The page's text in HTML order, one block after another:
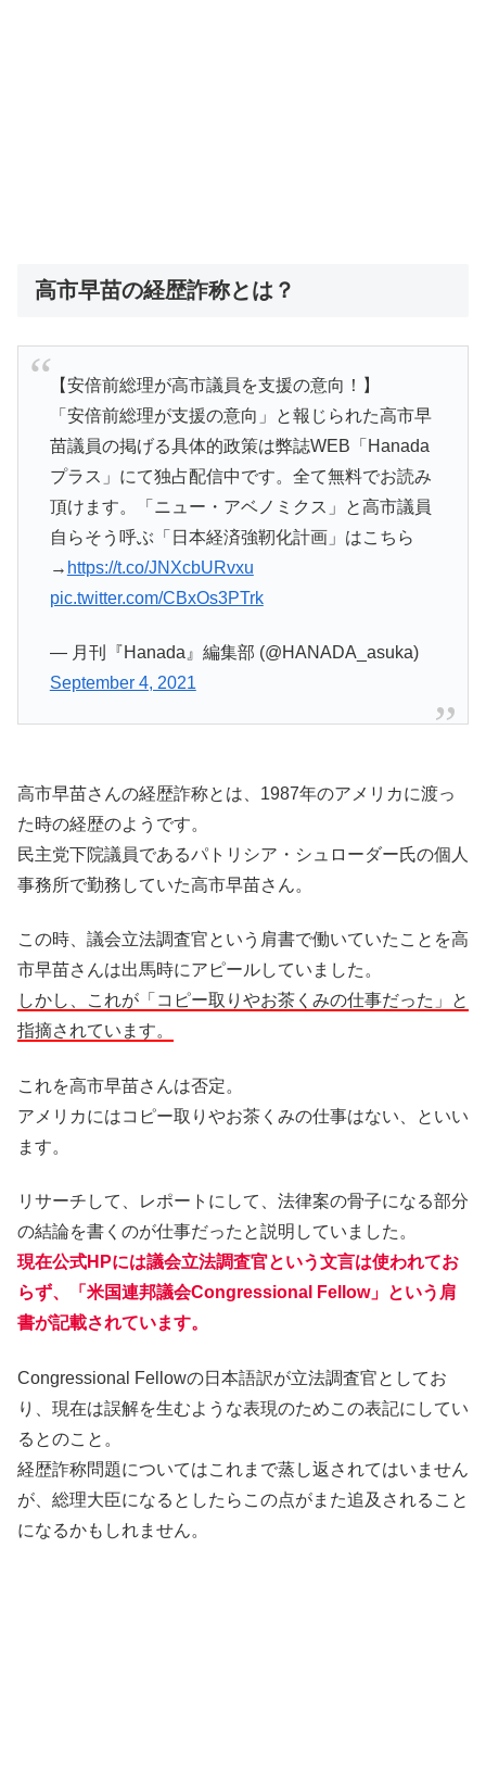
高市早苗の経歴詐称とは？
【安倍前総理が高市議員を支援の意向！】
「安倍前総理が支援の意向」と報じられた高市早
苗議員の掲げる具体的政策は弊誌WEB「Hanada
プラス」にて独占配信中です。全て無料でお読み
頂けます。「ニュー・アベノミクス」と高市議員
自らそう呼ぶ「日本経済強靭化計画」はこちら
→ https://t.co/JNXcbURvxu
pic.twitter.com/CBxOs3PTrk
— 月刊『Hanada』編集部 (@HANADA_asuka)
September 4, 2021
高市早苗さんの経歴詐称とは、1987年のアメリカに渡っ
た時の経歴のようです。
民主党下院議員であるパトリシア・シュローダー氏の個人
事務所で勤務していた高市早苗さん。
この時、議会立法調査官という肩書で働いていたことを高
市早苗さんは出馬時にアピールしていました。
しかし、これが「コピー取りやお茶くみの仕事だった」と
指摘されています。
これを高市早苗さんは否定。
アメリカにはコピー取りやお茶くみの仕事はない、といい
ます。
リサーチして、レポートにして、法律案の骨子になる部分
の結論を書くのが仕事だったと説明していました。
現在公式HPには議会立法調査官という文言は使われてお
らず、「米国連邦議会Congressional Fellow」という肩
書が記載されています。
Congressional Fellowの日本語訳が立法調査官としてお
り、現在は誤解を生むような表現のためこの表記にしてい
るとのこと。
経歴詐称問題についてはこれまで蒸し返されてはいません
が、総理大臣になるとしたらこの点がまた追及されること
になるかもしれません。